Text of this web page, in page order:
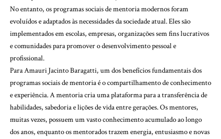
No entanto, os programas sociais de mentoria modernos foram
evoluídos e adaptados às necessidades da sociedade atual. Eles são
implementados em escolas, empresas, organizações sem fins lucrativos
e comunidades para promover o desenvolvimento pessoal e
profissional.
Para Amauri Jacinto Baragatti, um dos benefícios fundamentais dos
programas sociais de mentoria é o compartilhamento de conhecimento
e experiência. A mentoria cria uma plataforma para a transferência de
habilidades, sabedoria e lições de vida entre gerações. Os mentores,
muitas vezes, possuem um vasto conhecimento acumulado ao longo
dos anos, enquanto os mentorados trazem energia, entusiasmo e novas